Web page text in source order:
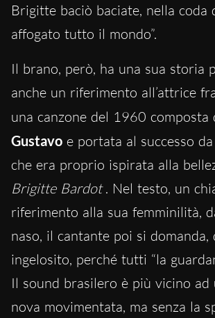
Brigitte baciò baciate, nella coda
affogato tutto il mondo”.
Il brano, però, ha una sua storia
anche un riferimento all’attrice
una canzone del 1960 composta
Gustavo e portata al successo da
che era proprio ispirata alla
Brigitte Bardot . Nel testo, un
riferimento alla sua femminilità,
naso, il cantante poi si domanda,
ingelosito, perché tutti “la
Il sound brasilero è più vicino ad
nova movimentata, ma senza la